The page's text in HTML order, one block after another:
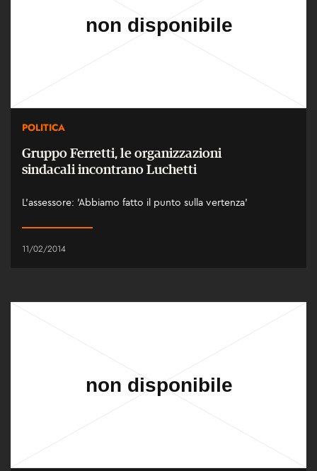
POLITICA
Gruppo Ferretti, le organizzazioni
sindacali incontrano Luchetti
L'assessore: 'Abbiamo fatto il punto sulla vertenza'
11/02/2014